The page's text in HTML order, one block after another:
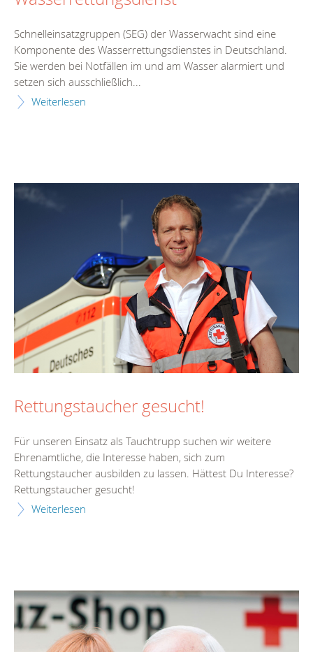
Schnelleinsatzgruppen (SEG) der Wasserwacht sind eine
Komponente des Wasserrettungsdienstes in Deutschland.
Sie werden bei Notfällen im und am Wasser alarmiert und
setzen sich ausschließlich...
Weiterlesen
Rettungstaucher gesucht!
Für unseren Einsatz als Tauchtrupp suchen wir weitere
Ehrenamtliche, die Interesse haben, sich zum
Rettungstaucher ausbilden zu lassen. Hättest Du Interesse?
Rettungstaucher gesucht!
Weiterlesen